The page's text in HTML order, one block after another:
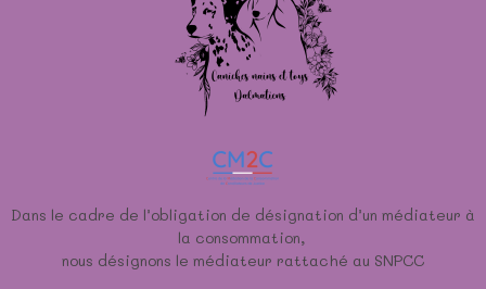
Dans le cadre de l’obligation de désignation d’un médiateur à
la consommation,
nous désignons le médiateur rattaché au SNPCC